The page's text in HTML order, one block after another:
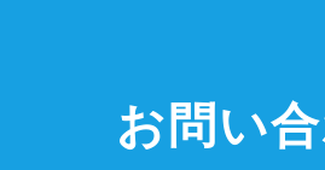
お問い